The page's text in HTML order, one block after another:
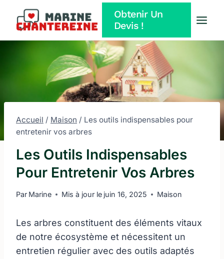
contenu
Obtenir Un
Devis !
Accueil / Maison / Les outils indispensables pour
entretenir vos arbres
Les Outils Indispensables
Pour Entretenir Vos Arbres
Par Marine Mis à jour le juin 16, 2025 Maison
Les arbres constituent des éléments vitaux
de notre écosystème et nécessitent un
entretien régulier avec des outils adaptés